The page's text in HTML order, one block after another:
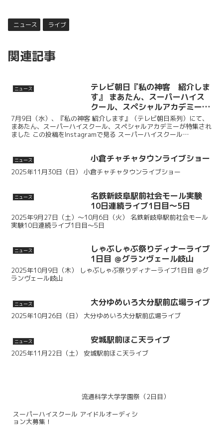
ニュース ライブ
関連記事
ニュース
テレビ朝日『私の神客 紹介しま
す』 まあたん、スーパーハイス
クール、スペシャルアカデミーが
特集されました
7月9日（水）、『私の神客 紹介します』（テレビ朝日系列）にて、
まあたん、スーパーハイスクール、スペシャルアカデミーが特集され
ました この投稿をInstagramで見る スーパーハイスクール
ニュース 小倉チャチャタウンライブショー
2025年11月30日（日） 小倉チャチャタウンライブショー
ニュース
名鉄新岐阜駅前社会モール実験
10日連続ライブ1日目～5日
2025年9月27日（土）～10月6日（火） 名鉄新岐阜駅前社会モール
実験10日連続ライブ1日目～5日
ニュース
しゃぶしゃぶ祭りディナーライブ
1日目 ＠グランヴェール岐山
2025年10月9日（木） しゃぶしゃぶ祭りディナーライブ1日目 ＠グ
ランヴェール岐山
ニュース 大分ゆめいろ大分駅前広場ライブ
2025年10月26日（日） 大分ゆめいろ大分駅前広場ライブ
ニュース 安城駅前ほこ天ライブ
2025年11月22日（土） 安城駅前ほこ天ライブ
流通科学大学学園祭（2日目）
スーパーハイスクール アイドルオーディシ
ョン大募集！